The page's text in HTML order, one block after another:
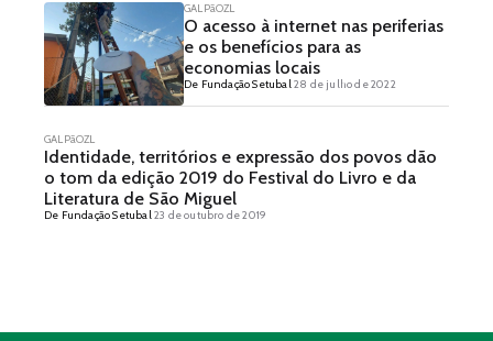
GALPãOZL
O acesso à internet nas periferias
e os benefícios para as
economias locais
De Fundação Setubal28 de julho de 2022
GALPãOZL
Identidade, territórios e expressão dos povos dão
o tom da edição 2019 do Festival do Livro e da
Literatura de São Miguel
De Fundação Setubal23 de outubro de 2019